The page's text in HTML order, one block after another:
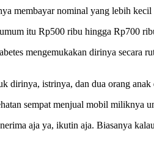
membayar nominal yang lebih
itu Rp500 ribu hingga Rp700
mengemukakan dirinya secara
dirinya, istrinya, dan dua orang
sempat menjual mobil miliknya
aja ya, ikutin aja. Biasanya